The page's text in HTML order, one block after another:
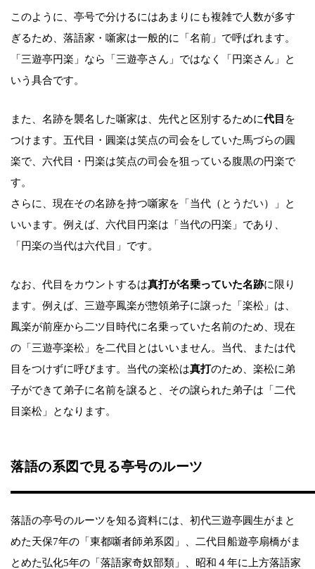
このように、亭号で分けるにはあまりにも複雑で人数が多す
ぎるため、落語家・噺家は一般的に「名前」で呼ばれます。
「三遊亭円楽」なら「三遊亭さん」ではなく「円楽さん」と
いう具合です。
また、名跡を襲名した噺家は、先代と区別するために代目 を
つけます。五代目・圓楽は笑点の司会をしていた馬づらの圓
楽で、六代目・円楽は笑点の司会を狙っている腹黒の円楽で
す。
さらに、現在その名跡を持つ噺家を「当代（とうだい）」と
いいます。例えば、六代目円楽は「当代の円楽」であり、
「円楽の当代は六代目」です。
なお、代目をカウントするは真打が名乗っていた名跡に限り
ます。例えば、三遊亭鳳楽が惣領弟子に譲った「楽松」は、
鳳楽が前座から二ツ目時代に名乗っていた名前のため、現在
の「三遊亭楽松」を二代目とはいいません。当代、または代
目をつけずに呼びます。当代の楽松は真打のため、楽松に弟
子ができて弟子に名前を譲ると、その譲られた弟子は「二代
目楽松」となります。
落語の系図で見る亭号のルーツ
落語の亭号のルーツを知る資料には、初代三遊亭圓生がまと
めた天保7年の「東都噺者師弟系図」、二代目船遊亭扇橋がま
とめた弘化5年の「落語家奇奴部類」、昭和４年に上方落語家